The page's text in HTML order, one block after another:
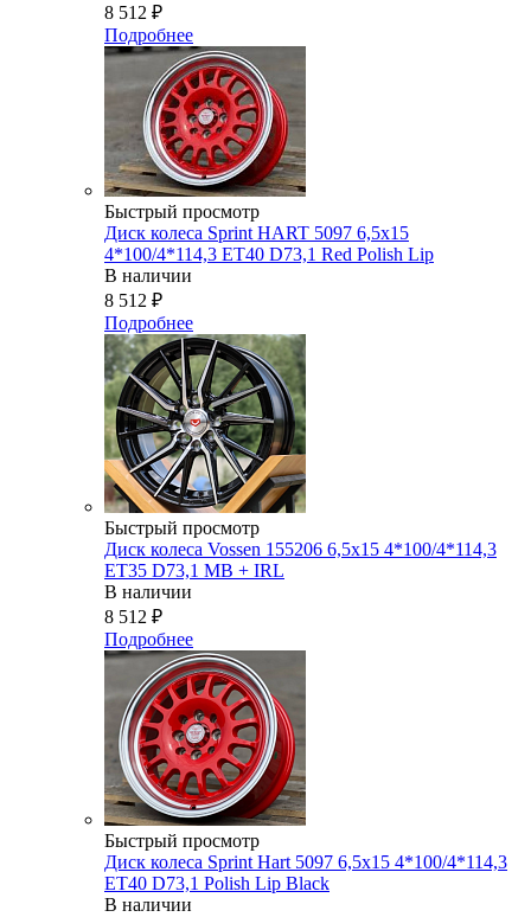
8 512 ₽
Подробнее
Быстрый просмотр
Диск колеса Sprint HART 5097 6,5x15
4*100/4*114,3 ET40 D73,1 Red Polish Lip
В наличии
8 512 ₽
Подробнее
Быстрый просмотр
Диск колеса Vossen 155206 6,5x15 4*100/4*114,3
ET35 D73,1 MB + IRL
В наличии
8 512 ₽
Подробнее
Быстрый просмотр
Диск колеса Sprint Hart 5097 6,5x15 4*100/4*114,3
ET40 D73,1 Polish Lip Black
В наличии